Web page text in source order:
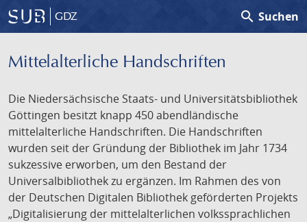
GDZ search Suchen
Mittelalterliche Handschriften
Die Niedersächsische Staats- und Universitätsbibliothek
Göttingen besitzt knapp 450 abendländische
mittelalterliche Handschriften. Die Handschriften
wurden seit der Gründung der Bibliothek im Jahr 1734
sukzessive erworben, um den Bestand der
Universalbibliothek zu ergänzen. Im Rahmen des von
der Deutschen Digitalen Bibliothek geförderten Projekts
„Digitalisierung der mittelalterlichen volkssprachlichen